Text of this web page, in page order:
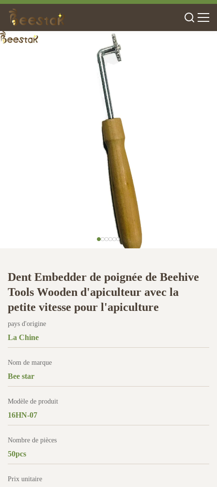
Dent Embedder de poignée de Beehive
Tools Wooden d'apiculteur avec la
petite vitesse pour l'apiculture
pays d'origine
La Chine
Nom de marque
Bee star
Modèle de produit
16HN-07
Nombre de pièces
50pcs
Prix unitaire